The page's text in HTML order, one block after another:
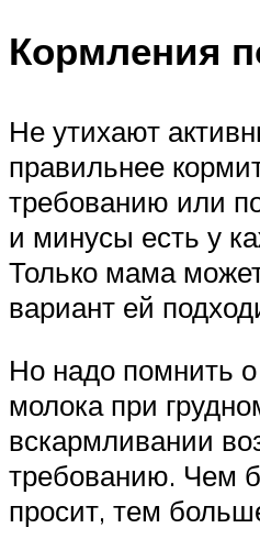
Кормления
Не утихают
правильнее
требованию или
и минусы есть у
Только мама
вариант ей
Но надо помнить
молока при
вскармливании
требованию. Чем
просит, тем